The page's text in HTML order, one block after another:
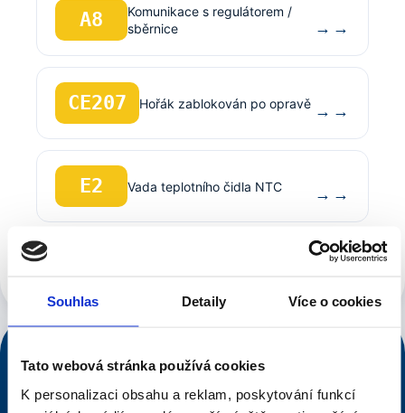
Souhlas Detaily Více o cookies
Tato webová stránka používá cookies
K personalizaci obsahu a reklam, poskytování funkcí
A8
Komunikace s regulátorem /
sběrnice
→
CE207 Hořák zablokován po opravě →
E2 Vada teplotního čidla NTC →
Zobrazit všech 51 kódů Junkers / Bosch →
776 546 633